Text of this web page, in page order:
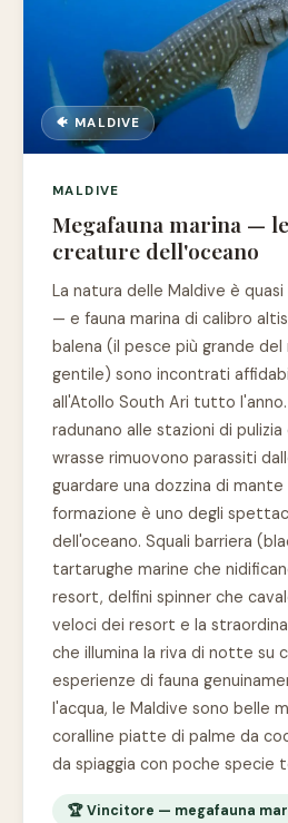
🐠 MALDIVE
MALDIVE
Megafauna marina —
creature dell'oceano
La natura delle Maldive è
— e fauna marina di calibro
balena (il pesce più grande del
gentile) sono incontrati
all'Atollo South Ari tutto
radunano alle stazioni di pulizia
wrasse rimuovono parassiti
guardare una dozzina di mante
formazione è uno degli
dell'oceano. Squali barriera
tartarughe marine che
resort, delfini spinner che
veloci dei resort e la
che illumina la riva di notte su
esperienze di fauna
l'acqua, le Maldive sono belle
coralline piatte di palme da
da spiaggia con poche specie
🏆 Vincitore — megafauna